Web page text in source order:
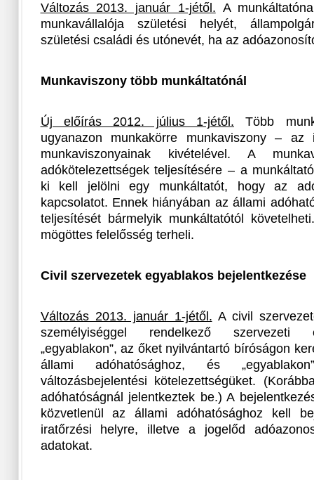
Változás 2013. január 1-jétől. A
munkavállalója születési helyét,
születési családi és utónevét, ha az
Munkaviszony több munkáltatónál
Új előírás 2012. július 1-jétől. Több
ugyanazon munkakörre munkaviszony – az
munkaviszonyainak kivételével. A
adókötelezettségek teljesítésére – a
ki kell jelölni egy munkáltatót, hogy az
kapcsolatot. Ennek hiányában az állami
teljesítését bármelyik munkáltatótól
mögöttes felelősség terheli.
Civil szervezetek egyablakos bejelentkezése
Változás 2013. január 1-jétől. A civil
személyiséggel rendelkező szervezeti
„egyablakon”, az őket nyilvántartó bíróságon
állami adóhatósághoz, és
változásbejelentési kötelezettségüket.
adóhatóságnál jelentkeztek be.) A
közvetlenül az állami adóhatósághoz kell
iratőrzési helyre, illetve a jogelőd
adatokat.